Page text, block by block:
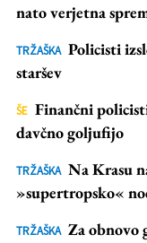
nato verjetna
TRŽAŠKA Policisti
staršev
ŠE Finančni
davčno goljufijo
TRŽAŠKA Na Krasu
»supertropsko«
TRŽAŠKA Za obnovo